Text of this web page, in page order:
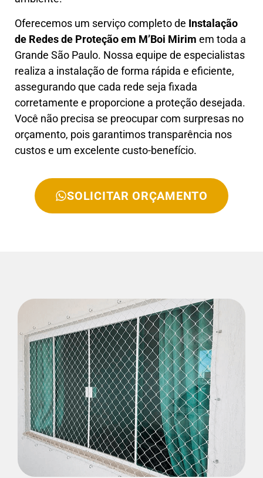
Oferecemos um serviço completo de Instalação
de Redes de Proteção em M’Boi Mirim em toda a
Grande São Paulo. Nossa equipe de especialistas
realiza a instalação de forma rápida e eficiente,
assegurando que cada rede seja fixada
corretamente e proporcione a proteção desejada.
Você não precisa se preocupar com surpresas no
orçamento, pois garantimos transparência nos
custos e um excelente custo-benefício.
SOLICITAR ORÇAMENTO